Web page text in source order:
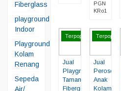
PGN
KRo1
Terpopuler
Jual
Playground
Taman
Fiberglass
Terpopuler
Jual
Perosotan
Anak
Kolam
Fiberglass
playground
Indoor
Playground
Kolam
Renang
Sepeda
Air/